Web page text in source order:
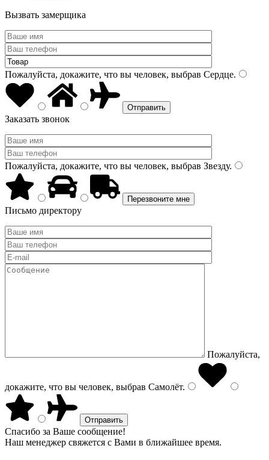
Вызвать замерщика
Пожалуйста, докажите, что вы человек, выбрав Сердце.
Заказать звонок
Пожалуйста, докажите, что вы человек, выбрав Звезду.
Письмо директору
Пожалуйста,
докажите, что вы человек, выбрав Самолёт.
Спасибо за Ваше сообщение!
Наш менеджер свяжется с Вами в ближайшее время.